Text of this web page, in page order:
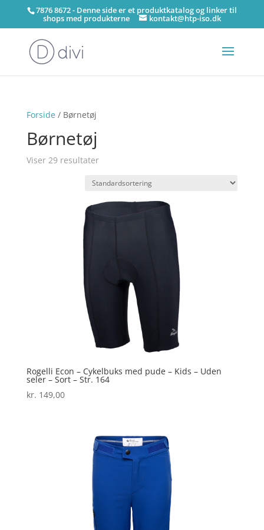
7876 8672 - Denne side er et produktkatalog og linker til
shops med produkterne kontakt@htp-iso.dk
Forside/ Børnetøj
Børnetøj
Viser 29 resultater
Rogelli Econ – Cykelbuks med pude – Kids – Uden
seler – Sort – Str. 164
kr. 149,00